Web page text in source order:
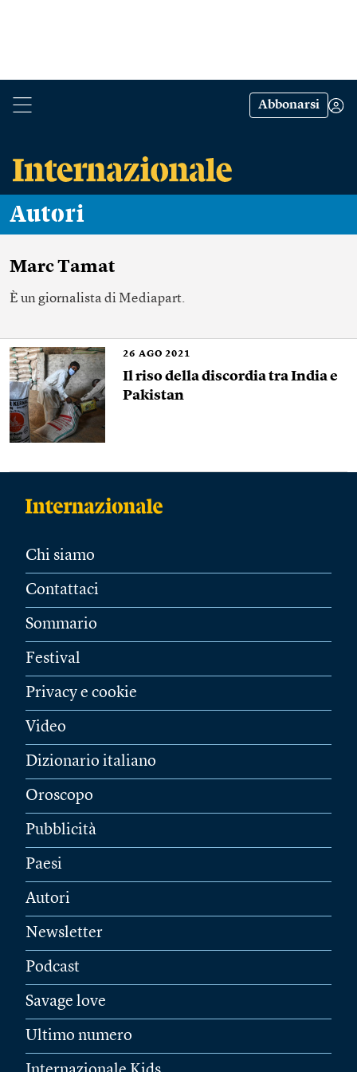
Abbonarsi
Autori
Marc Tamat
È un giornalista di Mediapart.
26 AGO 2021
Il riso della discordia tra India e
Pakistan
Chi siamo
Contattaci
Sommario
Festival
Privacy e cookie
Video
Dizionario italiano
Oroscopo
Pubblicità
Paesi
Autori
Newsletter
Podcast
Savage love
Ultimo numero